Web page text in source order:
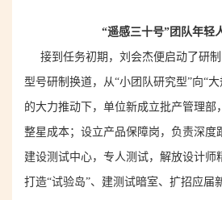
“遥感三十号”团队年轻
接到任务初期，刘会杰便启动了研制
型号研制换道，从“小团队研究型”向“
的大力推动 下，单位新成立批产管理部，
整星成本；设立产品保障岗， 负责深度
建设测试中心，专人测试，解放设计师
打造“试验岛”、建测试暗室、扩招应届